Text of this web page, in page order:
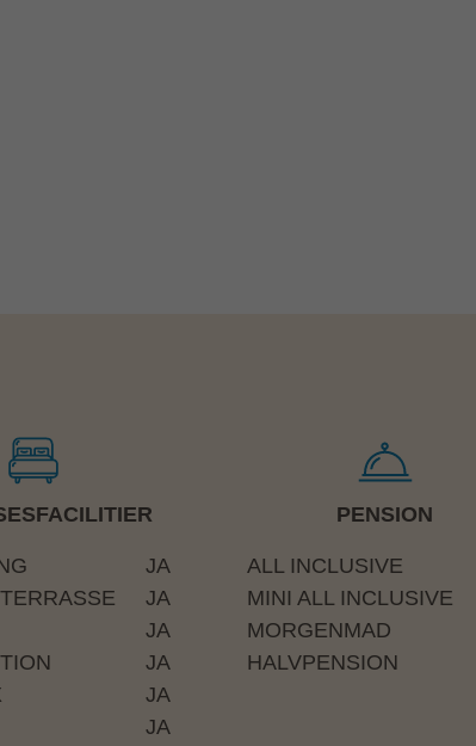
JA
JA
JA
JA
JA
JA
PENSION
ALL INCLUSIVE
MINI ALL INCLUSIVE
MORGENMAD
HALVPENSION